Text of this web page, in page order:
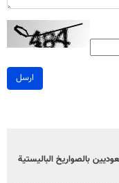
ارسل
بالصواريخ الباليستية